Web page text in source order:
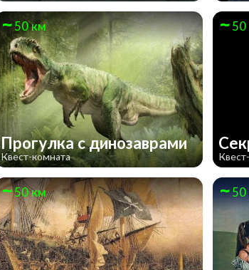
50 км
Прогулка с динозаврами
Квест-комната
50
50 км 50